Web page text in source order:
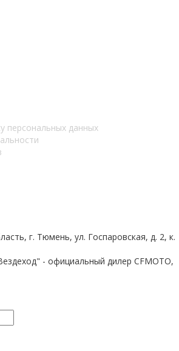
персональных данных
г. Тюмень, ул. Госпаровская, д. 2, к.
- официальный дилер CFMOTO,